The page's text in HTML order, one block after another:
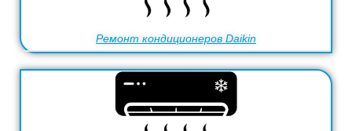
Ремонт кондиционеров Daikin